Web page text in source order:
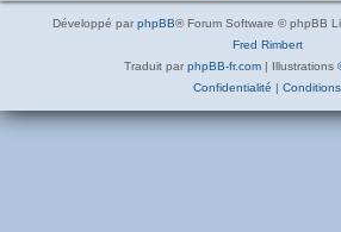
Développé par phpBB® Forum Software © phpBB
Fred Rimbert
Traduit par phpBB-fr.com | Illustrations
Confidentialité | Conditions